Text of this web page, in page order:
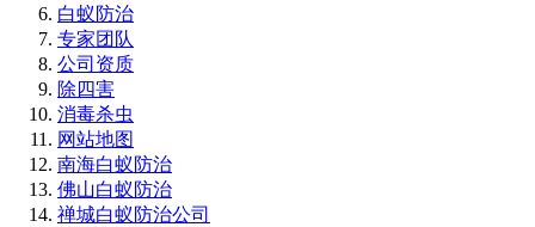
白蚁防治
专家团队
公司资质
除四害
消毒杀虫
网站地图
南海白蚁防治
佛山白蚁防治
禅城白蚁防治公司